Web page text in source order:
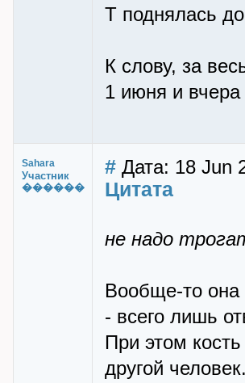
Т поднялась
К слову, за
1 июня и
Sahara
Участник
������
# Дата: 18 Jun
Цитата
не надо
Вообще-то она
- всего лишь
При этом
другой